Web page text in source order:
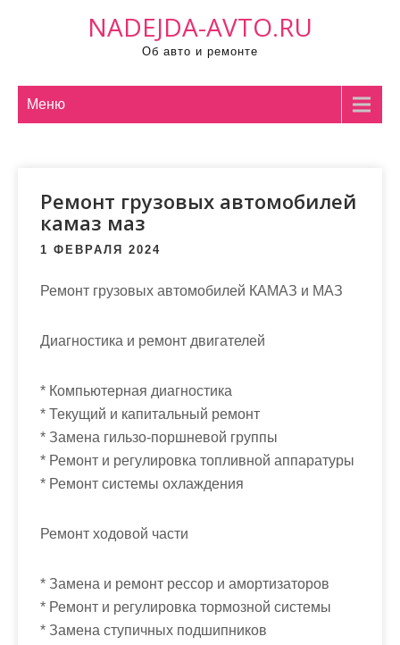
NADEJDA-AVTO.RU
Об авто и ремонте
Меню
Ремонт грузовых автомобилей
камаз маз
1 ФЕВРАЛЯ 2024
Ремонт грузовых автомобилей КАМАЗ и МАЗ
Диагностика и ремонт двигателей
* Компьютерная диагностика
* Текущий и капитальный ремонт
* Замена гильзо-поршневой группы
* Ремонт и регулировка топливной аппаратуры
* Ремонт системы охлаждения
Ремонт ходовой части
* Замена и ремонт рессор и амортизаторов
* Ремонт и регулировка тормозной системы
* Замена ступичных подшипников